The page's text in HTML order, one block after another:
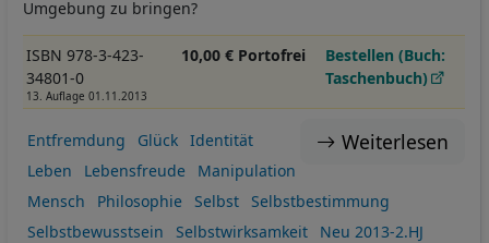
Umgebung zu bringen?
ISBN 978-3-423-
34801-0
13. Auflage 01.11.2013
10,00 € Portofrei
Bestellen (Buch:
Taschenbuch)
Weiterlesen
Entfremdung Glück
Identität
Leben
Lebensfreude
Manipulation
Mensch
Philosophie Selbst
Selbstbestimmung
Selbstbewusstsein
Selbstwirksamkeit
Neu 2013-2.HJ